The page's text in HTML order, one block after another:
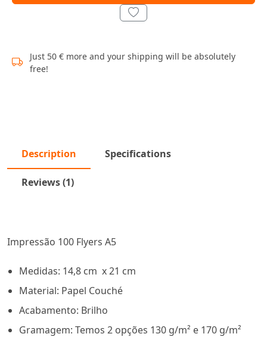
Just 50 € more and your shipping will be absolutely
free!
Description Specifications
Reviews (1)
Impressão 100 Flyers A5
Medidas: 14,8 cm x 21 cm
Material: Papel Couché
Acabamento: Brilho
Gramagem: Temos 2 opções 130 g/m² e 170 g/m²